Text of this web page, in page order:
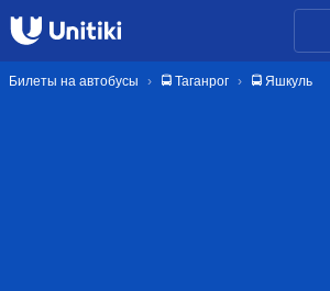
Билеты на автобусы 🚍 Таганрог 🚍 Яшкуль